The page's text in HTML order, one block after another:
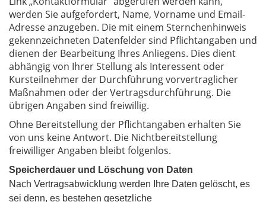
werden Sie aufgefordert, Name, Vorname und Email-
Adresse anzugeben. Die mit einem Sternchenhinweis
gekennzeichneten Datenfelder sind Pflichtangaben und
dienen der Bearbeitung Ihres Anliegens. Dies dient
abhängig von Ihrer Stellung als Interessent oder
Kursteilnehmer der Durchführung vorvertraglicher
Maßnahmen oder der Vertragsdurchführung. Die
übrigen Angaben sind freiwillig.
Ohne Bereitstellung der Pflichtangaben erhalten Sie
von uns keine Antwort. Die Nichtbereitstellung
freiwilliger Angaben bleibt folgenlos.
Speicherdauer und Löschung von Daten
Nach Vertragsabwicklung werden Ihre Daten gelöscht, es
sei denn, es bestehen gesetzliche